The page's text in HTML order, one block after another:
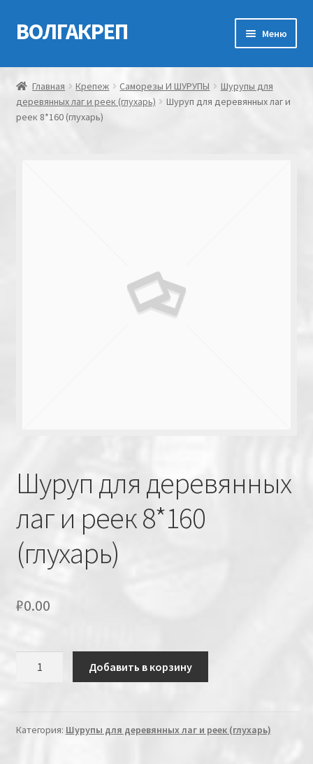
Перейти
к
Перейти
к
ВОЛГАКРЕП Меню
Главная
Контакты
Главная Крепеж Саморезы И ШУРУПЫ
Шурупы для
деревянных лаг и реек (глухарь)
Шуруп для деревянных лаг и
реек 8*160 (глухарь)
Шуруп для деревянных
лаг и реек 8*160
(глухарь)
₽0.00
Добавить в корзину
Категория: Шурупы для деревянных лаг и реек (глухарь)